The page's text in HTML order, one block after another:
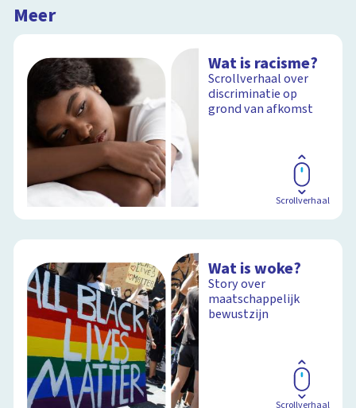
Meer
Wat is racisme?
Scrollverhaal over
discriminatie op
grond van afkomst
Scrollverhaal
Wat is woke?
Story over
maatschappelijk
bewustzijn